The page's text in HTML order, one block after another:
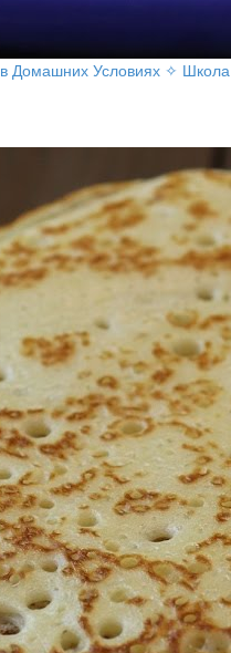
Домашних Условиях ✧ Школа